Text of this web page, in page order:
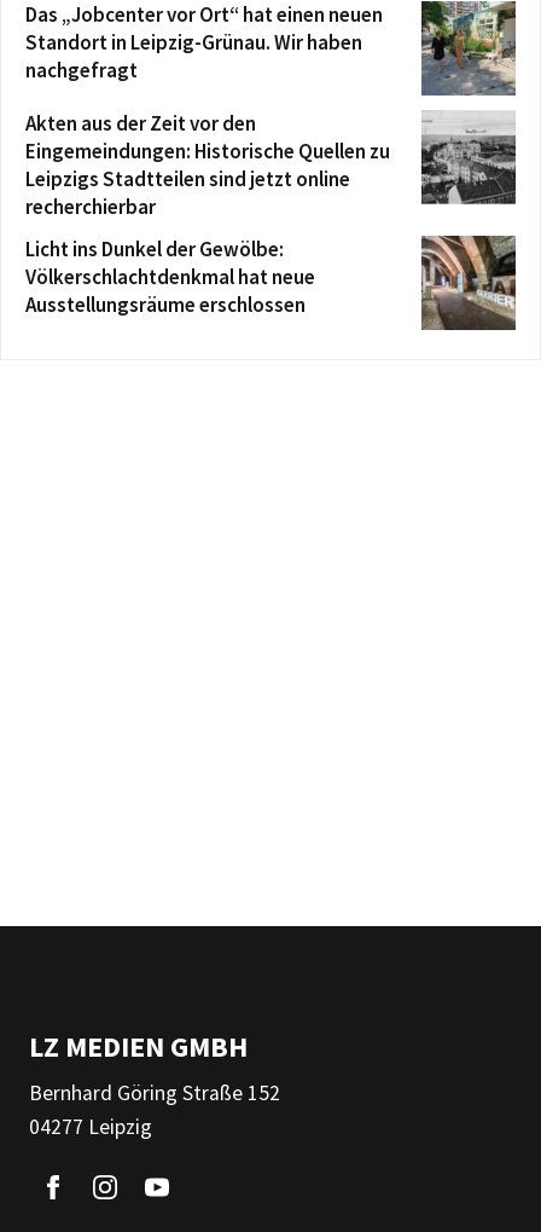
Das „Jobcenter vor Ort“ hat einen neuen
Standort in Leipzig-Grünau. Wir haben
nachgefragt
Akten aus der Zeit vor den
Eingemeindungen: Historische Quellen zu
Leipzigs Stadtteilen sind jetzt online
recherchierbar
Licht ins Dunkel der Gewölbe:
Völkerschlachtdenkmal hat neue
Ausstellungsräume erschlossen
LZ MEDIEN GMBH
Bernhard Göring Straße 152
04277 Leipzig